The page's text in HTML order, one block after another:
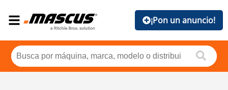
¡Pon un anuncio!